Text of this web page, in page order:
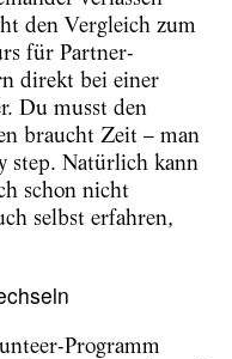
den Vergleich zum
für Partner-
direkt bei einer
Du musst den
braucht Zeit – man
step. Natürlich kann
schon nicht
selbst erfahren,
Programm